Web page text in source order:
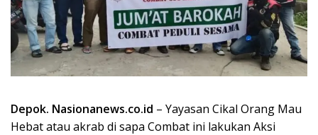
Depok. Nasionanews.co.id – Yayasan Cikal Orang Mau
Hebat atau akrab di sapa Combat ini lakukan Aksi